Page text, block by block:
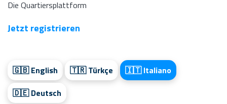
Die Quartiersplattform
Jetzt registrieren
🇬🇧 English 🇹🇷 Türkçe
🇮🇹 Italiano
🇩🇪 Deutsch